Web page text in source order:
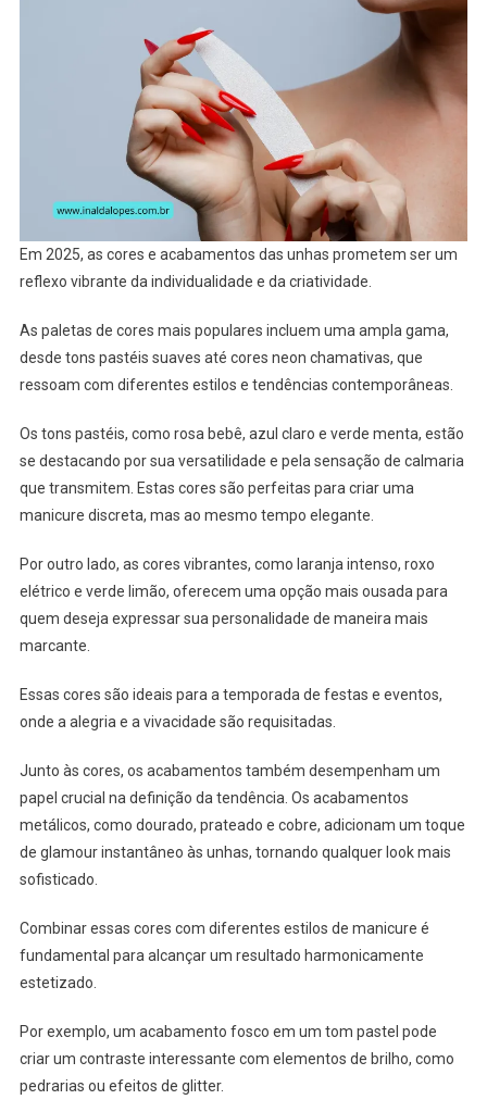
Em 2025, as cores e acabamentos das unhas prometem ser um
reflexo vibrante da individualidade e da criatividade.
As paletas de cores mais populares incluem uma ampla gama,
desde tons pastéis suaves até cores neon chamativas, que
ressoam com diferentes estilos e tendências contemporâneas.
Os tons pastéis, como rosa bebê, azul claro e verde menta, estão
se destacando por sua versatilidade e pela sensação de calmaria
que transmitem. Estas cores são perfeitas para criar uma
manicure discreta, mas ao mesmo tempo elegante.
Por outro lado, as cores vibrantes, como laranja intenso, roxo
elétrico e verde limão, oferecem uma opção mais ousada para
quem deseja expressar sua personalidade de maneira mais
marcante.
Essas cores são ideais para a temporada de festas e eventos,
onde a alegria e a vivacidade são requisitadas.
Junto às cores, os acabamentos também desempenham um
papel crucial na definição da tendência. Os acabamentos
metálicos, como dourado, prateado e cobre, adicionam um toque
de glamour instantâneo às unhas, tornando qualquer look mais
sofisticado.
Combinar essas cores com diferentes estilos de manicure é
fundamental para alcançar um resultado harmonicamente
estetizado.
Por exemplo, um acabamento fosco em um tom pastel pode
criar um contraste interessante com elementos de brilho, como
pedrarias ou efeitos de glitter.